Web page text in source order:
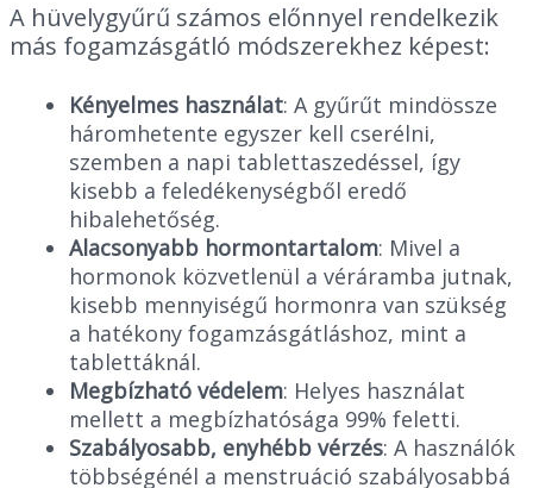
A hüvelygyűrű számos előnnyel rendelkezik
más fogamzásgátló módszerekhez képest:
Kényelmes használat: A gyűrűt mindössze
háromhetente egyszer kell cserélni,
szemben a napi tablettaszedéssel, így
kisebb a feledékenységből eredő
hibalehetőség.
Alacsonyabb hormontartalom: Mivel a
hormonok közvetlenül a véráramba jutnak,
kisebb mennyiségű hormonra van szükség
a hatékony fogamzásgátláshoz, mint a
tablettáknál.
Megbízható védelem: Helyes használat
mellett a megbízhatósága 99% feletti.
Szabályosabb, enyhébb vérzés: A használók
többségénél a menstruáció szabályosabbá